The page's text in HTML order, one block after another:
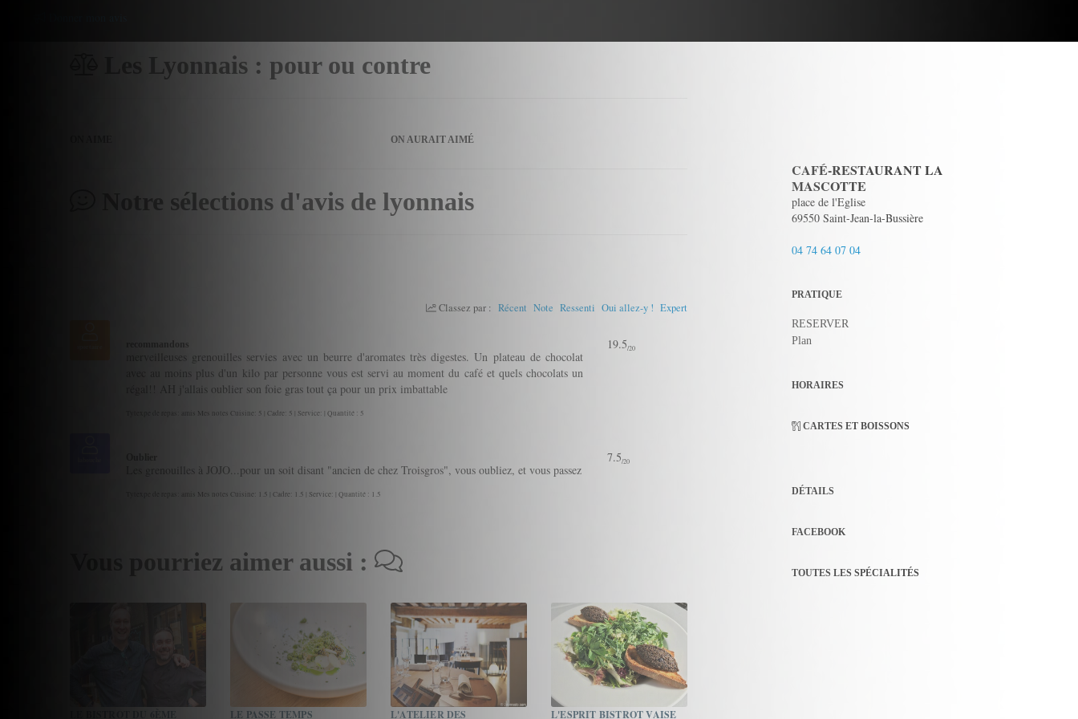
Les Lyonnais : pour ou contre
ON AURAIT AIMÉ
Notre sélections d'avis de lyonnais
Classez par : Récent Note Ressenti Oui allez-y ! Expert
recommandons
merveilleuses grenouilles servies avec un beurre d'aromates très digestes. Un plateau de chocolat
avec au moins plus d'un kilo par personne vous est servi au moment du café et quels chocolats un
régal!! AH j'allais oublier son foie gras tout ça pour un prix imbattable
Tytexpe de repas: amis Mes notes Cuisine: 5 | Cadre: 5 | Service: | Quantité : 5
19.5/20
Les grenouilles à JOJO...pour un soit disant "ancien de chez Troisgros", vous oubliez, et vous passez
Tytexpe de repas: amis Mes notes Cuisine: 1.5 | Cadre: 1.5 | Service: | Quantité : 1.5
7.5/20
Vous pourriez aimer aussi :
LE PASSE TEMPS
L'ATELIER DES
L'ESPRIT BISTROT VAISE
CAFÉ-RESTAURANT LA
MASCOTTE
place de l'Eglise
69550 Saint-Jean-la-Bussière
04 74 64 07 04
PRATIQUE
RESERVER
Plan
HORAIRES
CARTES ET BOISSONS
DÉTAILS
FACEBOOK
TOUTES LES SPÉCIALITÉS